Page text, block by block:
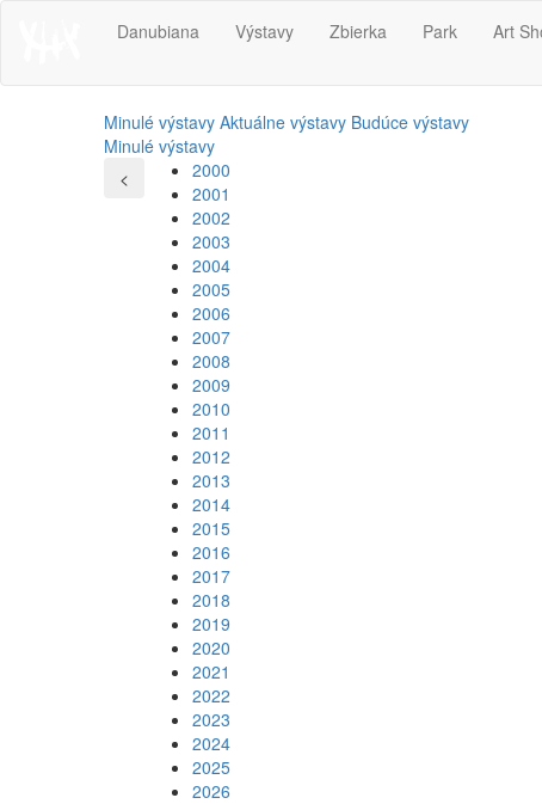
Danubiana Výstavy Zbierka Park Art
Minulé výstavy Aktuálne výstavy Budúce výstavy
Minulé výstavy
<
2000
2001
2002
2003
2004
2005
2006
2007
2008
2009
2010
2011
2012
2013
2014
2015
2016
2017
2018
2019
2020
2021
2022
2023
2024
2025
2026